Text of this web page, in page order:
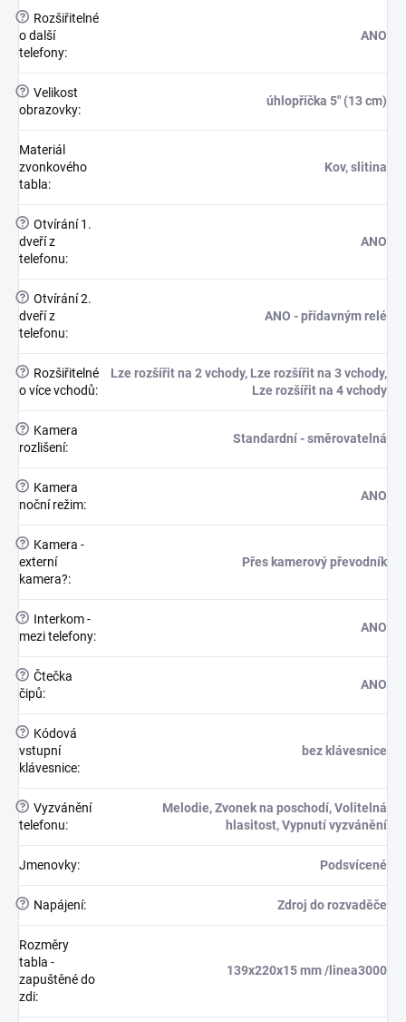
?
Rozšiřitelné
o další
telefony:
ANO
? Velikost
obrazovky:
úhlopříčka 5" (13 cm)
Materiál
zvonkového
tabla:
Kov, slitina
? Otvírání 1.
dveří z
telefonu:
ANO
? Otvírání 2.
dveří z
telefonu:
ANO - přídavným relé
?
Rozšiřitelné
o více vchodů:
Lze rozšířit na 2 vchody, Lze rozšířit na 3 vchody,
Lze rozšířit na 4 vchody
?
Kamera
rozlišení:
Standardní - směrovatelná
?
Kamera
noční režim:
ANO
?
Kamera -
externí
kamera?:
Přes kamerový převodník
?
Interkom -
mezi telefony:
ANO
? Čtečka
čipů:
ANO
?
Kódová
vstupní
klávesnice:
bez klávesnice
? Vyzvánění
telefonu:
Melodie, Zvonek na poschodí, Volitelná
hlasitost, Vypnutí vyzvánění
Jmenovky: Podsvícené
? Napájení: Zdroj do rozvaděče
Rozměry
tabla -
zapuštěné do
zdi:
139x220x15 mm /linea3000